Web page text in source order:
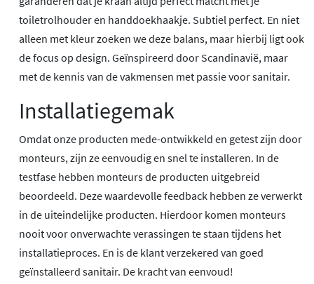
toiletrolhouder en handdoekhaakje. Subtiel perfect. En niet
alleen met kleur zoeken we deze balans, maar hierbij ligt ook
de focus op design. Geïnspireerd door Scandinavië, maar
met de kennis van de vakmensen met passie voor sanitair.
Installatiegemak
Omdat onze producten mede-ontwikkeld en getest zijn door
monteurs, zijn ze eenvoudig en snel te installeren. In de
testfase hebben monteurs de producten uitgebreid
beoordeeld. Deze waardevolle feedback hebben ze verwerkt
in de uiteindelijke producten. Hierdoor komen monteurs
nooit voor onverwachte verassingen te staan tijdens het
installatieproces. En is de klant verzekered van goed
geïnstalleerd sanitair. De kracht van eenvoud!